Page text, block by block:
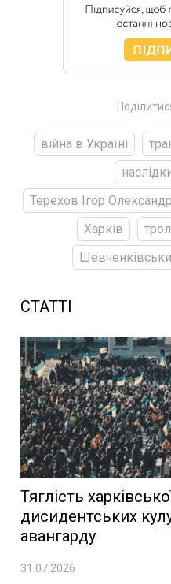
війна в Україні
Терехов Ігор
Харків
СТАТТІ
Тяглість
дисидентських
авангарду
31.07.2026